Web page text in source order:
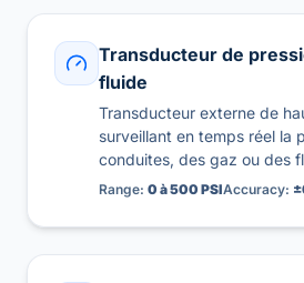
Transducteur de
fluide
Transducteur externe de
surveillant en temps réel la
conduites, des gaz ou des
Range: 0 à 500 PSIAccuracy: